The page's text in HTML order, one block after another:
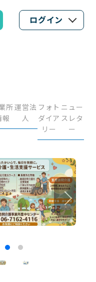
ログイン
所
報
運営法
人
フォト
ダイア
リー
ニュー
スレタ
ー